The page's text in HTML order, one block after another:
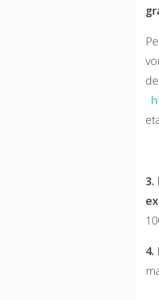
3.
4.